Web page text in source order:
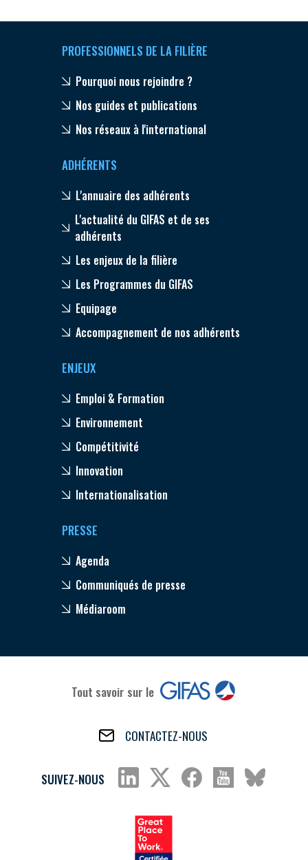
PROFESSIONNELS DE LA FILIÈRE
Pourquoi nous rejoindre ?
Nos guides et publications
Nos réseaux à l'international
ADHÉRENTS
L'annuaire des adhérents
L'actualité du GIFAS et de ses
adhérents
Les enjeux de la filière
Les Programmes du GIFAS
Equipage
Accompagnement de nos adhérents
ENJEUX
Emploi & Formation
Environnement
Compétitivité
Innovation
Internationalisation
PRESSE
Agenda
Communiqués de presse
Médiaroom
Tout savoir sur le
CONTACTEZ-NOUS
SUIVEZ-NOUS